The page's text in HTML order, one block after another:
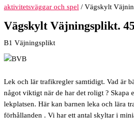
aktivitetsväggar och spel / Vägskylt
Vägskylt Väjningsplikt.
B1 Väjningsplikt
Lek och lär trafikregler samtidigt. Vad är
något viktigt när de har det roligt ? Skapa
lekplatsen. Här kan barnen leka och lära
förhållanden . Vi har ett antal skyltar i